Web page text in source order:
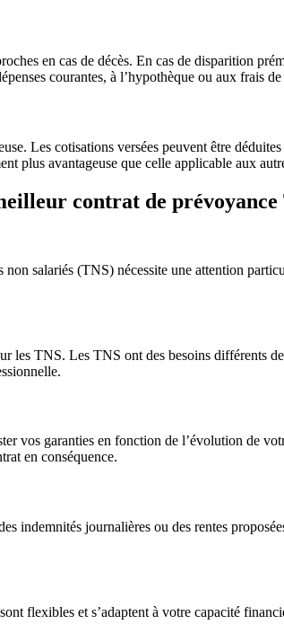
en cas de décès. En cas de disparition
courantes, à l’hypothèque ou aux frais
Les cotisations versées peuvent être
plus avantageuse que celle applicable aux
contrat de prévoyance
salariés (TNS) nécessite une attention
TNS. Les TNS ont des besoins différents
vos garanties en fonction de l’évolution de
en conséquence.
journalières ou des rentes
flexibles et s’adaptent à votre capacité